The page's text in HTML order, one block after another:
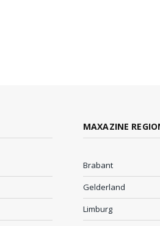
MAXAZINE
Brabant
Gelderland
Limburg